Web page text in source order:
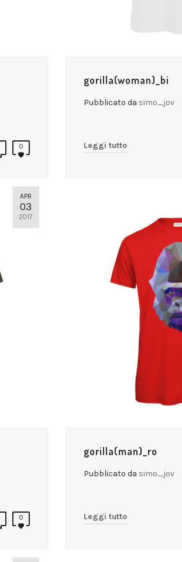
0
gorilla(woman)_bi
Pubblicato da simo_jov
Leggi tutto
APR
03
2017
0
gorilla(man)_ro
Pubblicato da simo_jov
Leggi tutto